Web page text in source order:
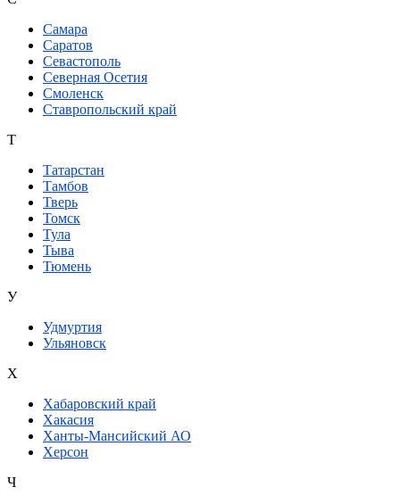
Самара
Саратов
Севастополь
Северная Осетия
Смоленск
Ставропольский край
Т
Татарстан
Тамбов
Тверь
Томск
Тула
Тыва
Тюмень
У
Удмуртия
Ульяновск
Х
Хабаровский край
Хакасия
Ханты-Мансийский АО
Херсон
Ч